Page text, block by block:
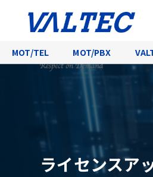
MOT/TEL MOT/PBX
ライセンスア